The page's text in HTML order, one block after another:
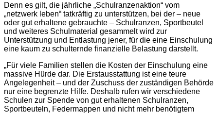
Denn es gilt, die jährliche „Schulranzenaktion“ vom
„netzwerk leben“ tatkräftig zu unterstützen, bei der – neue
oder gut erhaltene gebrauchte – Schulranzen, Sportbeutel
und weiteres Schulmaterial gesammelt wird zur
Unterstützung und Entlastung jener, für die eine Einschulung
eine kaum zu schulternde finanzielle Belastung darstellt.
„Für viele Familien stellen die Kosten der Einschulung eine
massive Hürde dar. Die Erstausstattung ist eine teure
Angelegenheit – und der Zuschuss der zuständigen Behörde
nur eine begrenzte Hilfe. Deshalb rufen wir verschiedene
Schulen zur Spende von gut erhaltenen Schulranzen,
Sportbeuteln, Federmappen und nicht mehr benötigtem